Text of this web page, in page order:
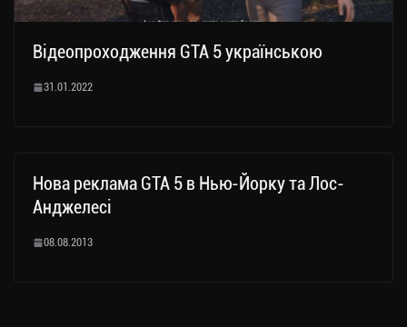
Відеопроходження GTA 5 українською
31.01.2022
Нова реклама GTA 5 в Нью-Йорку та Лос-
Анджелесі
08.08.2013